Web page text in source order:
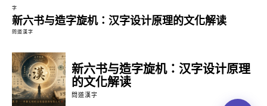
字
新六书与造字旋机：汉字设计原理的文化解读
問道漢字
新六书与造字旋机：汉字设计原理
的文化解读
問道漢字